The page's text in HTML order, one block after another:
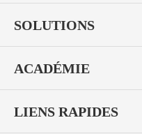
SOLUTIONS
ACADÉMIE
LIENS RAPIDES